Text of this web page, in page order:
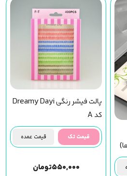
پالت فیشر رنگی Dreamy Dayi
کد A
قیمت تک قیمت عمده
۵۵۰,۰۰۰تومان